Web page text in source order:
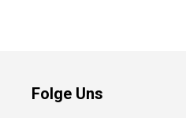
Folge Uns